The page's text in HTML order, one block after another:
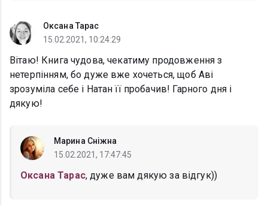
Оксана Тарас
15.02.2021, 10:24:29
Вітаю! Книга чудова, чекатиму продовження з
нетерпінням, бо дуже вже хочеться, щоб Аві
зрозуміла себе і Натан її пробачив! Гарного дня і
дякую!
Марина Сніжна
15.02.2021, 17:47:45
Оксана Тарас, дуже вам дякую за відгук))